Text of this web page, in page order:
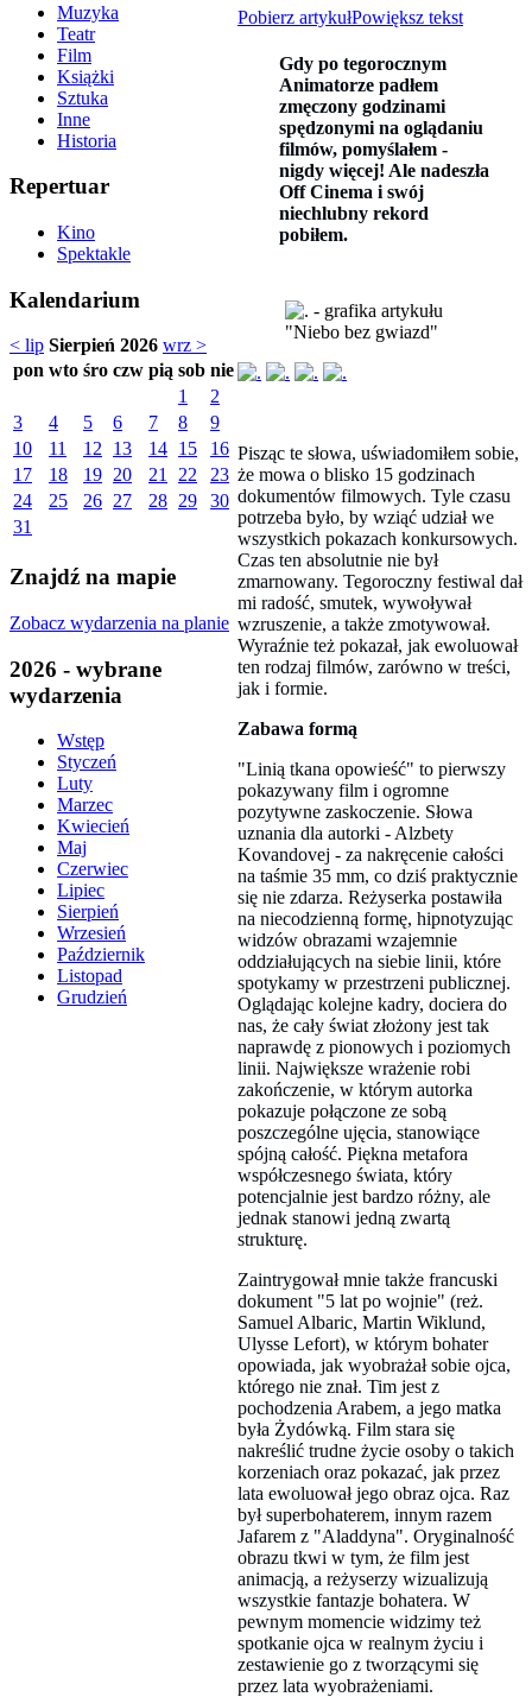
Muzyka
Teatr
Film
Książki
Sztuka
Inne
Historia
Repertuar
Kino
Spektakle
Kalendarium
< lip Sierpień 2026 wrz >
pon wto śro czw pią sob nie
1
2
3
4 5 6 7 8
9
10
11 12 13 14 15
16
17
18 19 20 21 22
23
24
25 26 27 28 29
30
31
Znajdź na mapie
Zobacz wydarzenia na planie
2026 - wybrane
wydarzenia
Wstęp
Styczeń
Luty
Marzec
Kwiecień
Maj
Czerwiec
Lipiec
Sierpień
Wrzesień
Październik
Listopad
Grudzień
Pobierz artykułPowiększ tekst
Gdy po tegorocznym
Animatorze padłem
zmęczony godzinami
spędzonymi na oglądaniu
filmów, pomyślałem -
nigdy więcej! Ale nadeszła
Off Cinema i swój
niechlubny rekord
pobiłem.
"Niebo bez gwiazd"
Pisząc te słowa, uświadomiłem sobie,
że mowa o blisko 15 godzinach
dokumentów filmowych. Tyle czasu
potrzeba było, by wziąć udział we
wszystkich pokazach konkursowych.
Czas ten absolutnie nie był
zmarnowany. Tegoroczny festiwal dał
mi radość, smutek, wywoływał
wzruszenie, a także zmotywował.
Wyraźnie też pokazał, jak ewoluował
ten rodzaj filmów, zarówno w treści,
jak i formie.
Zabawa formą
"Linią tkana opowieść" to pierwszy
pokazywany film i ogromne
pozytywne zaskoczenie. Słowa
uznania dla autorki - Alzbety
Kovandovej - za nakręcenie całości
na taśmie 35 mm, co dziś praktycznie
się nie zdarza. Reżyserka postawiła
na niecodzienną formę, hipnotyzując
widzów obrazami wzajemnie
oddziałujących na siebie linii, które
spotykamy w przestrzeni publicznej.
Oglądając kolejne kadry, dociera do
nas, że cały świat złożony jest tak
naprawdę z pionowych i poziomych
linii. Największe wrażenie robi
zakończenie, w którym autorka
pokazuje połączone ze sobą
poszczególne ujęcia, stanowiące
spójną całość. Piękna metafora
współczesnego świata, który
potencjalnie jest bardzo różny, ale
jednak stanowi jedną zwartą
strukturę.
Zaintrygował mnie także francuski
dokument "5 lat po wojnie" (reż.
Samuel Albaric, Martin Wiklund,
Ulysse Lefort), w którym bohater
opowiada, jak wyobrażał sobie ojca,
którego nie znał. Tim jest z
pochodzenia Arabem, a jego matka
była Żydówką. Film stara się
nakreślić trudne życie osoby o takich
korzeniach oraz pokazać, jak przez
lata ewoluował jego obraz ojca. Raz
był superbohaterem, innym razem
Jafarem z "Aladdyna". Oryginalność
obrazu tkwi w tym, że film jest
animacją, a reżyserzy wizualizują
wszystkie fantazje bohatera. W
pewnym momencie widzimy też
spotkanie ojca w realnym życiu i
zestawienie go z tworzącymi się
przez lata wyobrażeniami.